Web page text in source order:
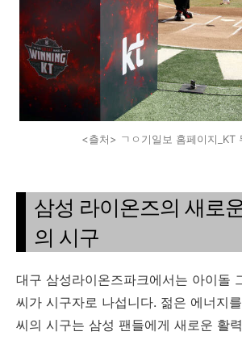
<츨처> ㄱㅇ기일보 홈페이지_KT
삼성 라이온즈의 새로
의 시구
대구 삼성라이온즈파크에서는 아이돌
씨가 시구자로 나섭니다. 젊은 에너지
씨의 시구는 삼성 팬들에게 새로운 활